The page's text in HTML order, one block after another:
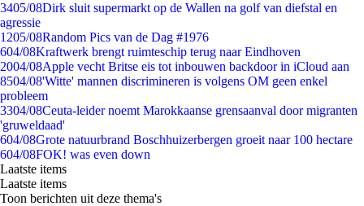
3405/08Dirk sluit supermarkt op de Wallen na golf van diefstal en
agressie
1205/08Random Pics van de Dag #1976
604/08Kraftwerk brengt ruimteschip terug naar Eindhoven
2004/08Apple vecht Britse eis tot inbouwen backdoor in iCloud aan
8504/08'Witte' mannen discrimineren is volgens OM geen enkel
probleem
3304/08Ceuta-leider noemt Marokkaanse grensaanval door migranten
'gruweldaad'
604/08Grote natuurbrand Boschhuizerbergen groeit naar 100 hectare
604/08FOK! was even down
Laatste items
Laatste items
Toon berichten uit deze thema's